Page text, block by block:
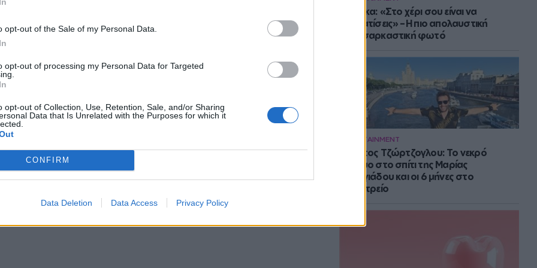
opt-out of the Sale of my Personal Data.
opt-out of processing my Personal Data for Targeted
opt-out of Collection, Use, Retention, Sale, and/or Sharing
Data that Is Unrelated with the Purposes for which it
CONFIRM
Data Deletion Data Access Privacy Policy
Μπάρκα: «Στο χέρι σου είναι να
αδυνατίσεις» – Η πιο απολαυστική
αυτοσαρκαστική φωτό
ENTERTAINMENT
Στράτος Τζώρτζογλου: Το νεκρό
έμβρυο στο σπίτι της Μαρίας
Γεωργιάδου και οι 6 μήνες στο
ψυχιατρείο
υπάρχει πια, τουλάχιστον για λίγο! Στο
η διάσημη περσόνα είναι αγνώριστη με
ενώ αποχωρήστηκε τις αγαπημένες
φόρμα!